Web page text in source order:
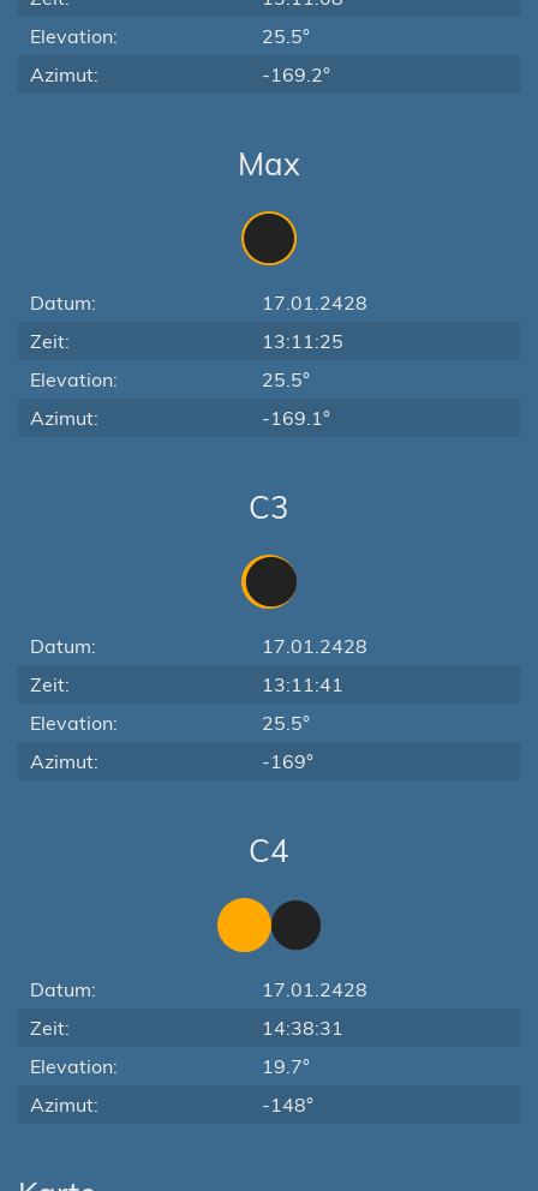
Elevation:
25.5°
Azimut:
-169.2°
Max
Datum:
17.01.2428
Zeit:
13:11:25
Elevation:
25.5°
Azimut:
-169.1°
C3
Datum:
17.01.2428
Zeit:
13:11:41
Elevation:
25.5°
Azimut:
-169°
C4
Datum:
17.01.2428
Zeit:
14:38:31
Elevation:
19.7°
Azimut:
-148°